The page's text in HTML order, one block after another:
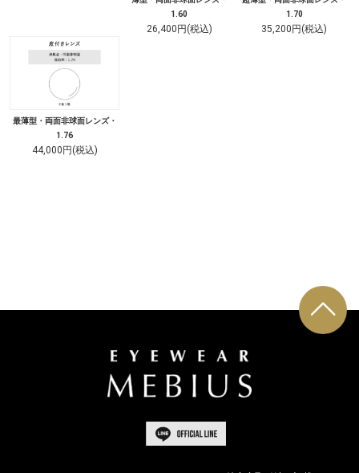
1.60
26,400円(税込)
1.70
35,200円(税込)
最薄型・両面非球面レンズ・
1.76
44,000円(税込)